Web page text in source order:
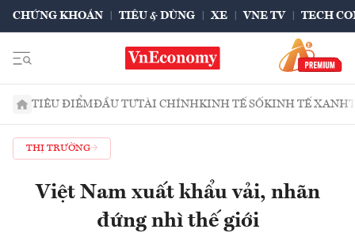
CHỨNG KHOÁN TIÊU & DÙNG XE VNE TV TECH
TIÊU ĐIỂMĐẦU TƯTÀI CHÍNHKINH TẾ SỐKINH TẾ XANH
THỊ TRƯỜNG
Việt Nam xuất khẩu vải, nhãn
đứng nhì thế giới